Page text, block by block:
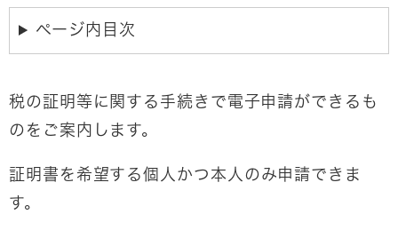
ページ内目次
税の証明等に関する手続きで電子申請ができるも
のをご案内します。
証明書を希望する個人かつ本人のみ申請できま
す。